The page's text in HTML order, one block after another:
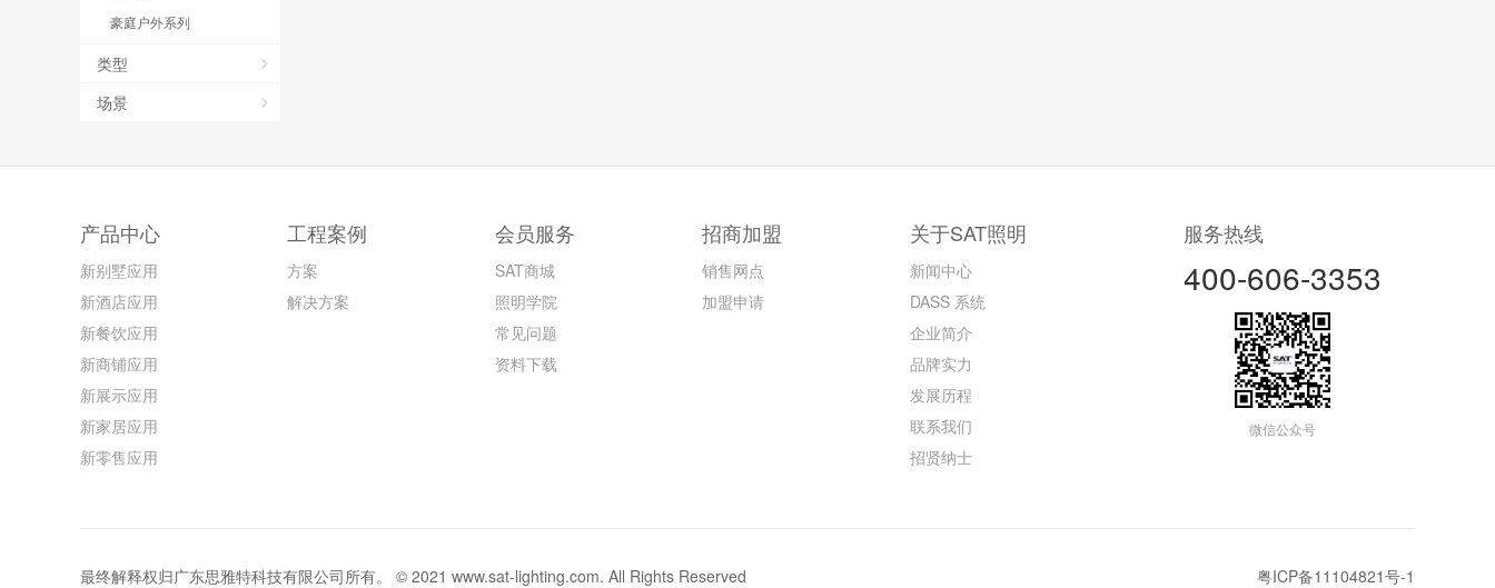
豪庭户外系列
类型
场景
产品中心
新别墅应用
新酒店应用
新餐饮应用
新商铺应用
新展示应用
新家居应用
新零售应用
工程案例
方案
解决方案
会员服务
SAT商城
照明学院
常见问题
资料下载
招商加盟
销售网点
加盟申请
关于SAT照明
新闻中心
DASS 系统
企业简介
品牌实力
发展历程
联系我们
招贤纳士
服务热线
400-606-3353
微信公众号
最终解释权归广东思雅特科技有限公司所有。 © 2021 www.sat-lighting.com. All Rights Reserved 粤ICP备11104821号-1